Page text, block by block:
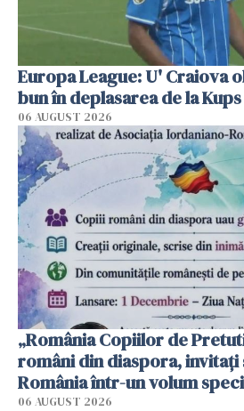
Europa League: U' Craiova
bun în deplasarea de la Kups
06 AUGUST 2026
„România Copiilor de
români din diaspora, invitați
România într-un volum
06 AUGUST 2026